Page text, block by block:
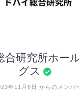
合研究所ホー
グス
年11月6日 からのメンバ